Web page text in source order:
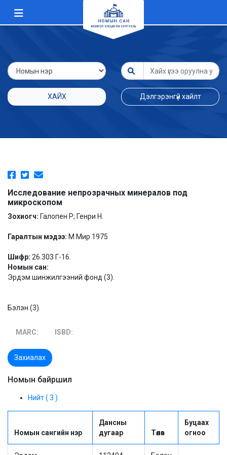
ХАЙХ Дэлгэрэнгүй хайлт
Исследование непрозрачных минералов под
микроскопом
Зохиогч: Галопен Р; Генри Н.
Гаралтын мэдээ: М Мир 1975
Шифр: 26.303 Г-16.
Номын сан:
Эрдэм шинжилгээний фонд (3).
Бэлэн (3).
MARC: ISBD:
Захиалах
Номын байршил
Нийт ( 3 )
Номын сангийн нэр
Дансны
дугаар
Төлөв
Буцаах
огноо